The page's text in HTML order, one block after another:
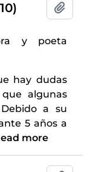
y poeta
hay dudas
algunas
Debido a su
5 años a
more